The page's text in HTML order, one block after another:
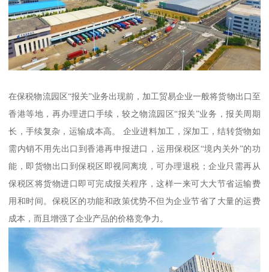
在保税物流园区“报关”业务出现前，加工贸易企业一般将货物出口至
香港等地，再办理进口手续，较之物流园区“报关”业务，报关周期
长，手续复杂，运输成本高。 企业进料加工，深加工，结转货物如
需内销不用先出口到香港再申报进口，运用保税区“境内关外”的功
能，即货物出口到保税区即视同离境，可办理退税；企业只需再从
保税区将货物进口即可完成报关程序，这样一来可大大节省运输费
用和时间。保税区的功能和政策优势不但为企业节省了大量的运费
成本，而且增强了企业产品的价格竞争力。